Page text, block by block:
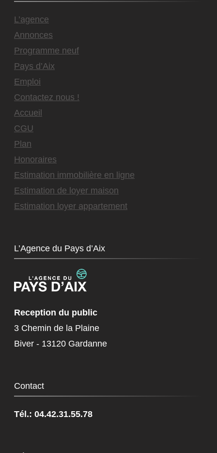
L’agence
Annonces
Programme neuf
Pays d’Aix
Emploi
Contactez nous !
Accueil
CGU
Plan
Honoraires
Estimation immobilière en ligne
Estimation de loyer maison
Estimation loyer appartement
L’Agence du Pays d’Aix
Reception du public
3 Chemin de la Plaine
Biver - 13120 Gardanne
Contact
Tél.: 04.42.31.55.78